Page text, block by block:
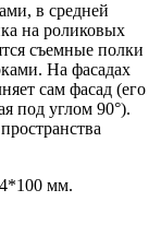
в средней
на роликовых
съемные полки
На фасадах
сам фасад (его
под углом 90°).
мм.